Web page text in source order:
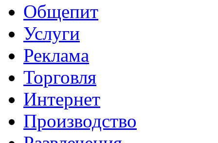
Общепит
Услуги
Реклама
Торговля
Интернет
Производство